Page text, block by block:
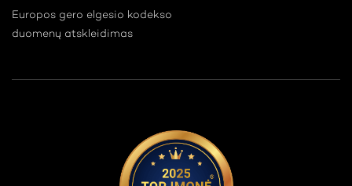
Europos gero elgesio kodekso
duomenų atskleidimas